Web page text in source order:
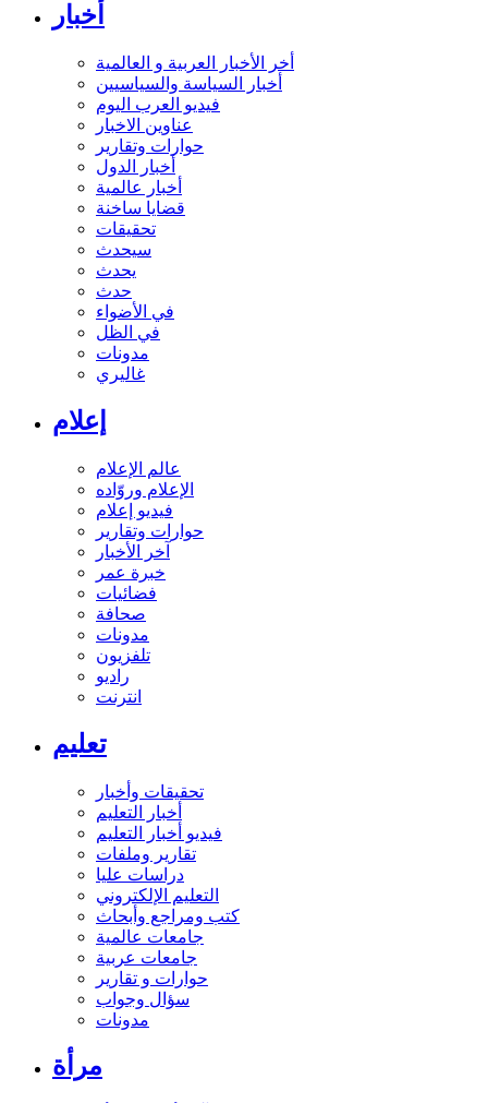
أخبار
أخر الأخبار العربية و العالمية
أخبار السياسة والسياسيين
فيديو العرب اليوم
عناوين الاخبار
حوارات وتقارير
أخبار الدول
أخبار عالمية
قضايا ساخنة
تحقيقات
سيحدث
يحدث
حدث
في الأضواء
في الظل
مدونات
غاليري
إعلام
عالم الإعلام
الإعلام وروّاده
فيديو إعلام
حوارات وتقارير
آخر الأخبار
خبرة عمر
فضائيات
صحافة
مدونات
تلفزيون
راديو
انترنت
تعليم
تحقيقات وأخبار
أخبار التعليم
فيديو أخبار التعليم
تقارير وملفات
دراسات عليا
التعليم الإلكتروني
كتب ومراجع وأبحاث
جامعات عالمية
جامعات عربية
حوارات و تقارير
سؤال وجواب
مدونات
مرأة